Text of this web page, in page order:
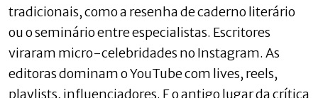
tradicionais, como a resenha de caderno literário
ou o seminário entre especialistas. Escritores
viraram micro-celebridades no Instagram. As
editoras dominam o YouTube com lives, reels,
playlists, influenciadores. E o antigo lugar da crítica